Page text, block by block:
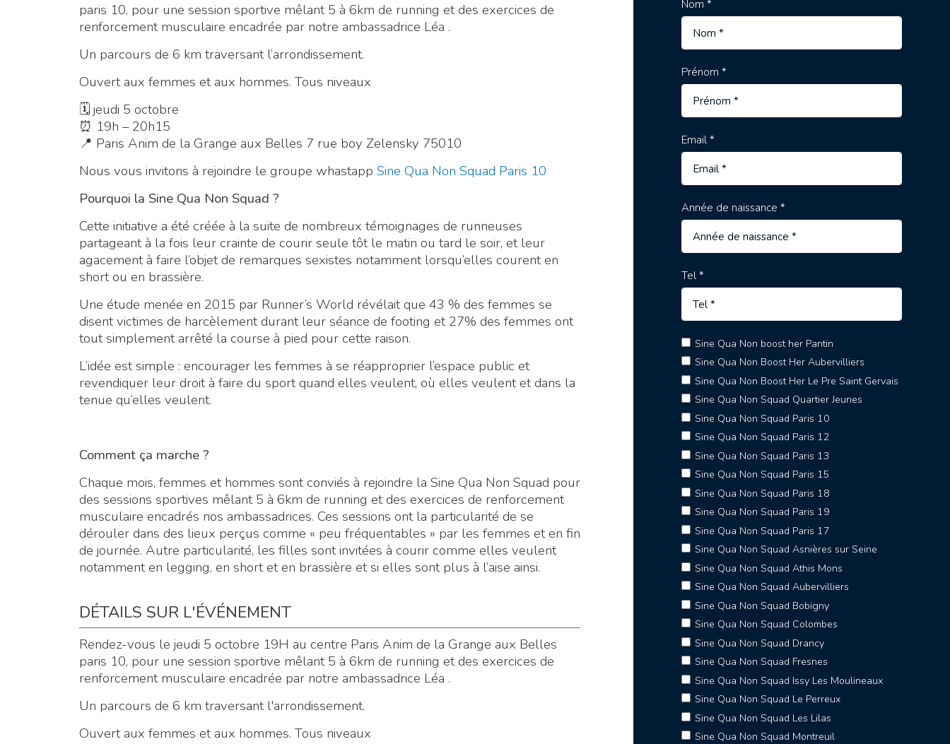
paris 10, pour une session sportive mêlant 5 à 6km de running et des exercices de
renforcement musculaire encadrée par notre ambassadrice Léa .
Un parcours de 6 km traversant l’arrondissement.
Ouvert aux femmes et aux hommes. Tous niveaux
🗓 jeudi 5 octobre
⏰ 19h – 20h15
📍 Paris Anim de la Grange aux Belles 7 rue boy Zelensky 75010
Nous vous invitons à rejoindre le groupe whastapp Sine Qua Non Squad Paris 10
Pourquoi la Sine Qua Non Squad ?
Cette initiative a été créée à la suite de nombreux témoignages de runneuses
partageant à la fois leur crainte de courir seule tôt le matin ou tard le soir, et leur
agacement à faire l’objet de remarques sexistes notamment lorsqu’elles courent en
short ou en brassière.
Une étude menée en 2015 par Runner’s World révélait que 43 % des femmes se
disent victimes de harcèlement durant leur séance de footing et 27% des femmes ont
tout simplement arrêté la course à pied pour cette raison.
L’idée est simple : encourager les femmes à se réapproprier l’espace public et
revendiquer leur droit à faire du sport quand elles veulent, où elles veulent et dans la
tenue qu’elles veulent.
Comment ça marche ?
Chaque mois, femmes et hommes sont conviés à rejoindre la Sine Qua Non Squad pour
des sessions sportives mêlant 5 à 6km de running et des exercices de renforcement
musculaire encadrés nos ambassadrices. Ces sessions ont la particularité de se
dérouler dans des lieux perçus comme « peu fréquentables » par les femmes et en fin
de journée. Autre particularité, les filles sont invitées à courir comme elles veulent
notamment en legging, en short et en brassière et si elles sont plus à l’aise ainsi.
DÉTAILS SUR L'ÉVÉNEMENT
Rendez-vous le jeudi 5 octobre 19H au centre Paris Anim de la Grange aux Belles
paris 10, pour une session sportive mêlant 5 à 6km de running et des exercices de
renforcement musculaire encadrée par notre ambassadrice Léa .
Un parcours de 6 km traversant l'arrondissement.
Ouvert aux femmes et aux hommes. Tous niveaux
Nom *
Prénom *
Email *
Année de naissance *
Tel *
Sine Qua Non boost her Pantin
Sine Qua Non Boost Her Aubervilliers
Sine Qua Non Boost Her Le Pre Saint Gervais
Sine Qua Non Squad Quartier Jeunes
Sine Qua Non Squad Paris 10
Sine Qua Non Squad Paris 12
Sine Qua Non Squad Paris 13
Sine Qua Non Squad Paris 15
Sine Qua Non Squad Paris 18
Sine Qua Non Squad Paris 19
Sine Qua Non Squad Paris 17
Sine Qua Non Squad Asnières sur Seine
Sine Qua Non Squad Athis Mons
Sine Qua Non Squad Aubervilliers
Sine Qua Non Squad Bobigny
Sine Qua Non Squad Colombes
Sine Qua Non Squad Drancy
Sine Qua Non Squad Fresnes
Sine Qua Non Squad Issy Les Moulineaux
Sine Qua Non Squad Le Perreux
Sine Qua Non Squad Les Lilas
Sine Qua Non Squad Montreuil